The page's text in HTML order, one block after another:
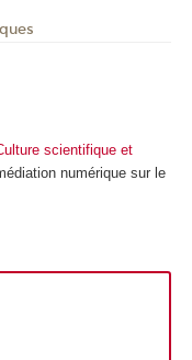
scientifique et
numérique sur le